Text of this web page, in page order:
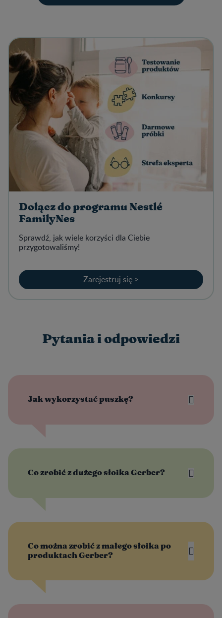
Dołącz do programu Nestlé
FamilyNes
Sprawdź, jak wiele korzyści dla Ciebie
przygotowaliśmy!
Zarejestruj się >
Pytania i odpowiedzi
Jak wykorzystać puszkę?
Co zrobić z dużego słoika Gerber?
Co można zrobić z małego słoika po
produktach Gerber?